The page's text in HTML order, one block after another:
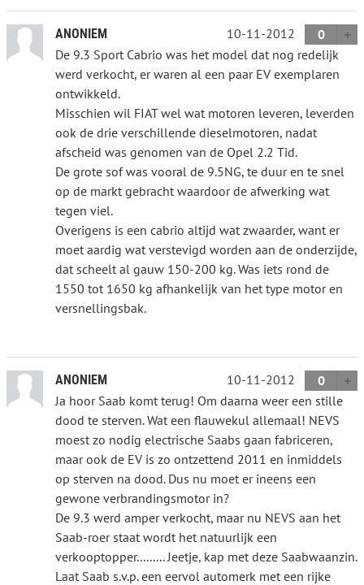
ANONIEM 10-11-2012
0
De 9.3 Sport Cabrio was het model dat nog redelijk
werd verkocht, er waren al een paar EV exemplaren
ontwikkeld.
Misschien wil FIAT wel wat motoren leveren, leverden
ook de drie verschillende dieselmotoren, nadat
afscheid was genomen van de Opel 2.2 Tid.
De grote sof was vooral de 9.5NG, te duur en te snel
op de markt gebracht waardoor de afwerking wat
tegen viel.
Overigens is een cabrio altijd wat zwaarder, want er
moet aardig wat verstevigd worden aan de onderzijde,
dat scheelt al gauw 150-200 kg. Was iets rond de
1550 tot 1650 kg afhankelijk van het type motor en
versnellingsbak.
ANONIEM 10-11-2012
0
Ja hoor Saab komt terug! Om daarna weer een stille
dood te sterven. Wat een flauwekul allemaal! NEVS
moest zo nodig electrische Saabs gaan fabriceren,
maar ook de EV is zo ontzettend 2011 en inmiddels
op sterven na dood. Dus nu moet er ineens een
gewone verbrandingsmotor in?
De 9.3 werd amper verkocht, maar nu NEVS aan het
Saab-roer staat wordt het natuurlijk een
verkooptopper......... Jeetje, kap met deze Saabwaanzin.
Laat Saab s.v.p. een eervol automerk met een rijke